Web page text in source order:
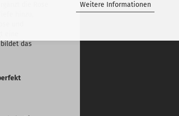
Weitere Informationen
das